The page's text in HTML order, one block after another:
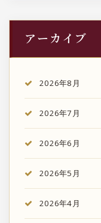
アーカイブ
2026年8月
2026年7月
2026年6月
2026年5月
2026年4月